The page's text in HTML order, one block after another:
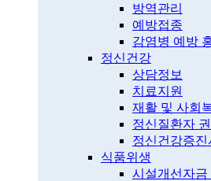
방역관리
예방접종
감염병 예방
정신건강
상담정보
치료지원
재활 및 사회
정신질환자
정신건강증
식품위생
시설개선자금